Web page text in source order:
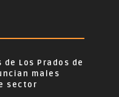
Los Prados de
males
sector